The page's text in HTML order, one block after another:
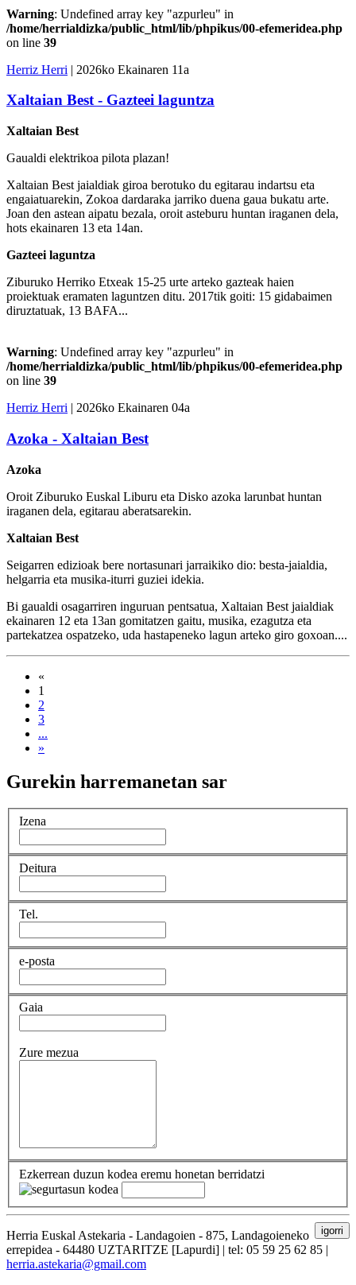
Warning: Undefined array key "azpurleu" in
/home/herrialdizka/public_html/lib/phpikus/00-efemeridea.php
on line 39
Herriz Herri | 2026ko Ekainaren 11a
Xaltaian Best - Gazteei laguntza
Xaltaian Best
Gaualdi elektrikoa pilota plazan!
Xaltaian Best jaialdiak giroa berotuko du egitarau indartsu eta
engaiatuarekin, Zokoa dardaraka jarriko duena gaua bukatu arte.
Joan den astean aipatu bezala, oroit asteburu huntan iraganen dela,
hots ekainaren 13 eta 14an.
Gazteei laguntza
Ziburuko Herriko Etxeak 15-25 urte arteko gazteak haien
proiektuak eramaten laguntzen ditu. 2017tik goiti: 15 gidabaimen
diruztatuak, 13 BAFA...
Warning: Undefined array key "azpurleu" in
/home/herrialdizka/public_html/lib/phpikus/00-efemeridea.php
on line 39
Herriz Herri | 2026ko Ekainaren 04a
Azoka - Xaltaian Best
Azoka
Oroit Ziburuko Euskal Liburu eta Disko azoka larunbat huntan
iraganen dela, egitarau aberatsarekin.
Xaltaian Best
Seigarren edizioak bere nortasunari jarraikiko dio: besta-jaialdia,
helgarria eta musika-iturri guziei idekia.
Bi gaualdi osagarriren inguruan pentsatua, Xaltaian Best jaialdiak
ekainaren 12 eta 13an gomitatzen gaitu, musika, ezagutza eta
partekatzea ospatzeko, uda hastapeneko lagun arteko giro goxoan....
«
1
2
3
...
»
Gurekin harremanetan sar
Izena
Deitura
Tel.
e-posta
Gaia
Zure mezua
Ezkerrean duzun kodea eremu honetan berridatzi
igorri
Herria Euskal Astekaria - Landagoien - 875, Landagoieneko
errepidea - 64480 UZTARITZE [Lapurdi] | tel: 05 59 25 62 85 |
herria.astekaria@gmail.com